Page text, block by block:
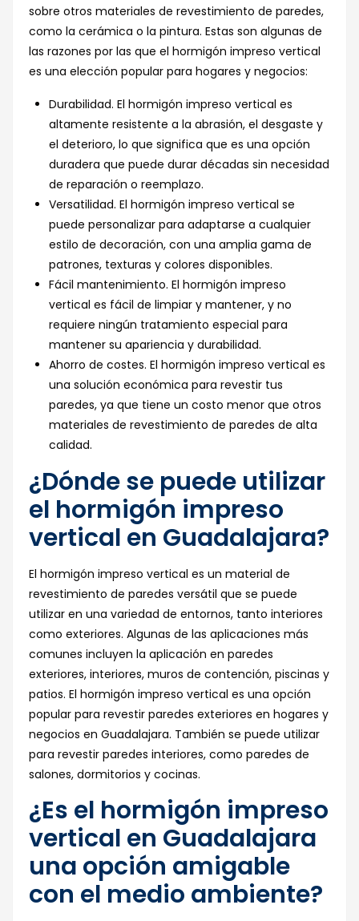
sobre otros materiales de revestimiento de paredes,
como la cerámica o la pintura. Estas son algunas de
las razones por las que el hormigón impreso vertical
es una elección popular para hogares y negocios:
Durabilidad. El hormigón impreso vertical es
altamente resistente a la abrasión, el desgaste y
el deterioro, lo que significa que es una opción
duradera que puede durar décadas sin necesidad
de reparación o reemplazo.
Versatilidad. El hormigón impreso vertical se
puede personalizar para adaptarse a cualquier
estilo de decoración, con una amplia gama de
patrones, texturas y colores disponibles.
Fácil mantenimiento. El hormigón impreso
vertical es fácil de limpiar y mantener, y no
requiere ningún tratamiento especial para
mantener su apariencia y durabilidad.
Ahorro de costes. El hormigón impreso vertical es
una solución económica para revestir tus
paredes, ya que tiene un costo menor que otros
materiales de revestimiento de paredes de alta
calidad.
¿Dónde se puede utilizar
el hormigón impreso
vertical en Guadalajara?
El hormigón impreso vertical es un material de
revestimiento de paredes versátil que se puede
utilizar en una variedad de entornos, tanto interiores
como exteriores. Algunas de las aplicaciones más
comunes incluyen la aplicación en paredes
exteriores, interiores, muros de contención, piscinas y
patios. El hormigón impreso vertical es una opción
popular para revestir paredes exteriores en hogares y
negocios en Guadalajara. También se puede utilizar
para revestir paredes interiores, como paredes de
salones, dormitorios y cocinas.
¿Es el hormigón impreso
vertical en Guadalajara
una opción amigable
con el medio ambiente?